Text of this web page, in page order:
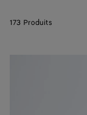
173 Produits